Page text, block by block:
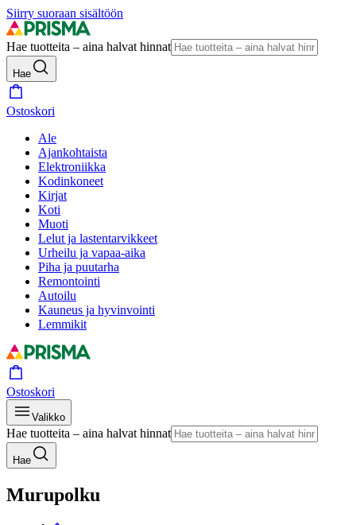
Siirry suoraan sisältöön
Hae tuotteita – aina halvat hinnat
Hae
Ostoskori
Ale
Ajankohtaista
Elektroniikka
Kodinkoneet
Kirjat
Koti
Muoti
Lelut ja lastentarvikkeet
Urheilu ja vapaa-aika
Piha ja puutarha
Remontointi
Autoilu
Kauneus ja hyvinvointi
Lemmikit
Ostoskori
Valikko
Hae tuotteita – aina halvat hinnat
Hae
Murupolku